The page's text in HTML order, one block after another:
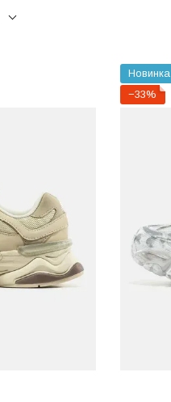
Новинка
−33%